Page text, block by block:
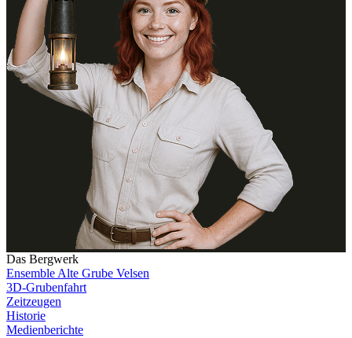
Das Bergwerk
Ensemble Alte Grube Velsen
3D-Grubenfahrt
Zeitzeugen
Historie
Medienberichte